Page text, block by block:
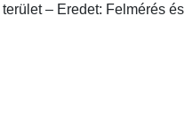
– Eredet: Felmérés és